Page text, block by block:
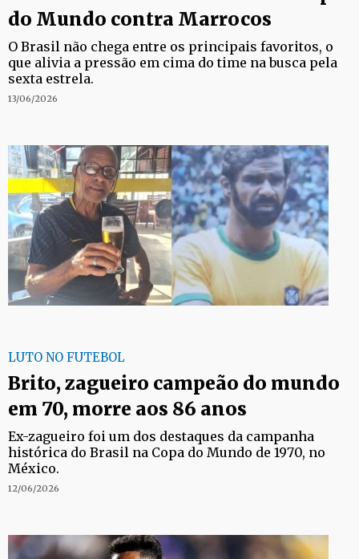
do Mundo contra Marrocos
O Brasil não chega entre os principais favoritos, o
que alivia a pressão em cima do time na busca pela
sexta estrela.
13/06/2026
LUTO NO FUTEBOL
Brito, zagueiro campeão do mundo
em 70, morre aos 86 anos
Ex-zagueiro foi um dos destaques da campanha
histórica do Brasil na Copa do Mundo de 1970, no
México.
12/06/2026